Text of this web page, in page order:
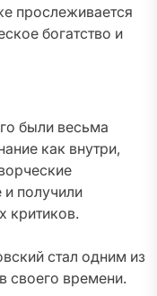
прослеживается
богатство и
были весьма
как внутри,
получили
критиков.
стал одним из
своего времени.